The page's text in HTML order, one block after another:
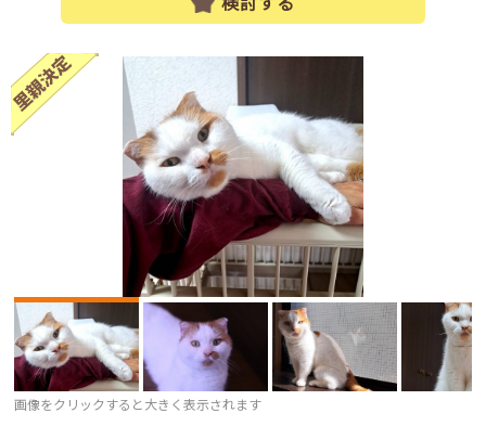
画像をクリックすると大きく表示されます